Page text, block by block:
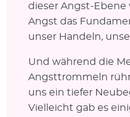
dieser Angst-Ebene
Angst das
unser Handeln,
Und während die
Angsttrommeln
uns ein tiefer
Vielleicht gab es